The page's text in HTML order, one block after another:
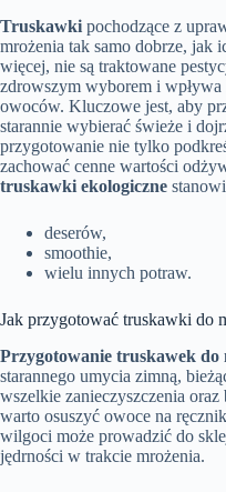
Truskawki pochodzące z
mrożenia tak samo dobrze,
więcej, nie są traktowane
zdrowszym wyborem i
owoców. Kluczowe jest, aby
starannie wybierać świeże i
przygotowanie nie tylko
zachować cenne wartości
truskawki ekologiczne
deserów,
smoothie,
wielu innych potraw.
Jak przygotować truskawki do
Przygotowanie truskawek do
starannego umycia zimną,
wszelkie zanieczyszczenia
warto osuszyć owoce na
wilgoci może prowadzić do
jędrności w trakcie mrożenia.